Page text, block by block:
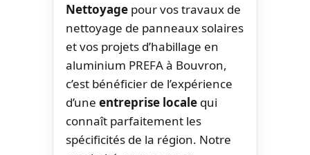
Nettoyage pour vos travaux de
nettoyage de panneaux solaires
et vos projets d’habillage en
aluminium PREFA à Bouvron,
c’est bénéficier de l’expérience
d’une entreprise locale qui
connaît parfaitement les
spécificités de la région. Notre